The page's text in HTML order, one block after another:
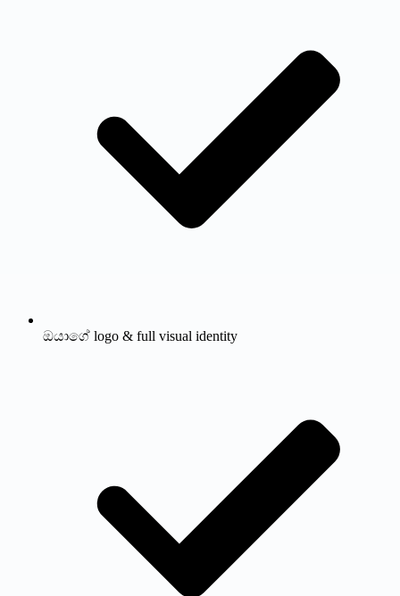
ඔයාගේ logo & full visual identity